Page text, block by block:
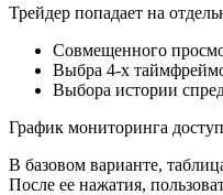
Трейдер попадает на
Совмещенного
Выбра 4-х
Выбора истории
График мониторинга
В базовом варианте,
После ее нажатия,